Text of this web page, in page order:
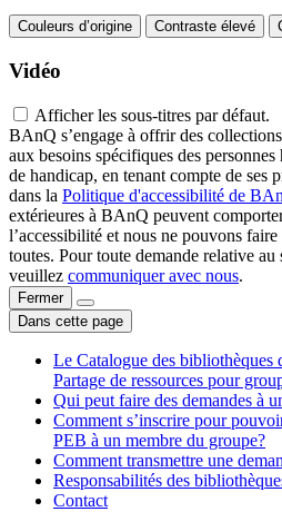
Couleurs d’origine Contraste élevé
Vidéo
Afficher les sous-titres par défaut.
BAnQ s’engage à offrir des
aux besoins spécifiques des
de handicap, en tenant compte de ses
dans la Politique d'accessibilité de
extérieures à BAnQ peuvent
l’accessibilité et nous ne pouvons
toutes. Pour toute demande relative au
veuillez communiquer avec nous.
Fermer
Dans cette page
Le Catalogue des bibliothèques
Partage de ressources pour
Qui peut faire des demandes à
Comment s’inscrire pour
PEB à un membre du groupe?
Comment transmettre une
Responsabilités des
Contact